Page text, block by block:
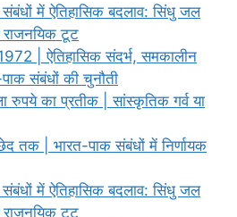
संबंधों में ऐतिहासिक बदलाव: सिंधु जल
टूट
| ऐतिहासिक संदर्भ, समकालीन
संबंधों की चुनौती
रुपये का प्रतीक | सांस्कृतिक गर्व या
तक | भारत-पाक संबंधों में निर्णायक
संबंधों में ऐतिहासिक बदलाव: सिंधु जल
टूट